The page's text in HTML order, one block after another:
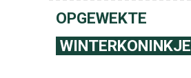
OPGEWEKTE
WINTERKONINKJE